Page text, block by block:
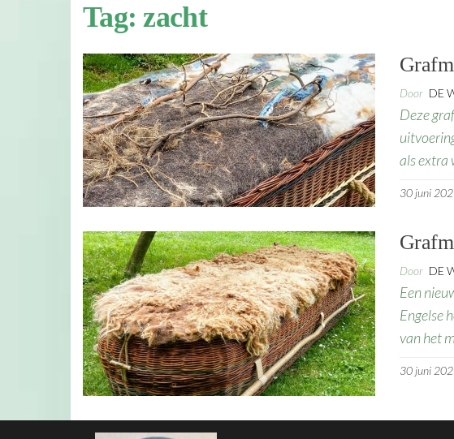
Tag:zacht
Door DE
Deze
als extra
30 juni
Door DE
Een
Engelse
van het
30 juni